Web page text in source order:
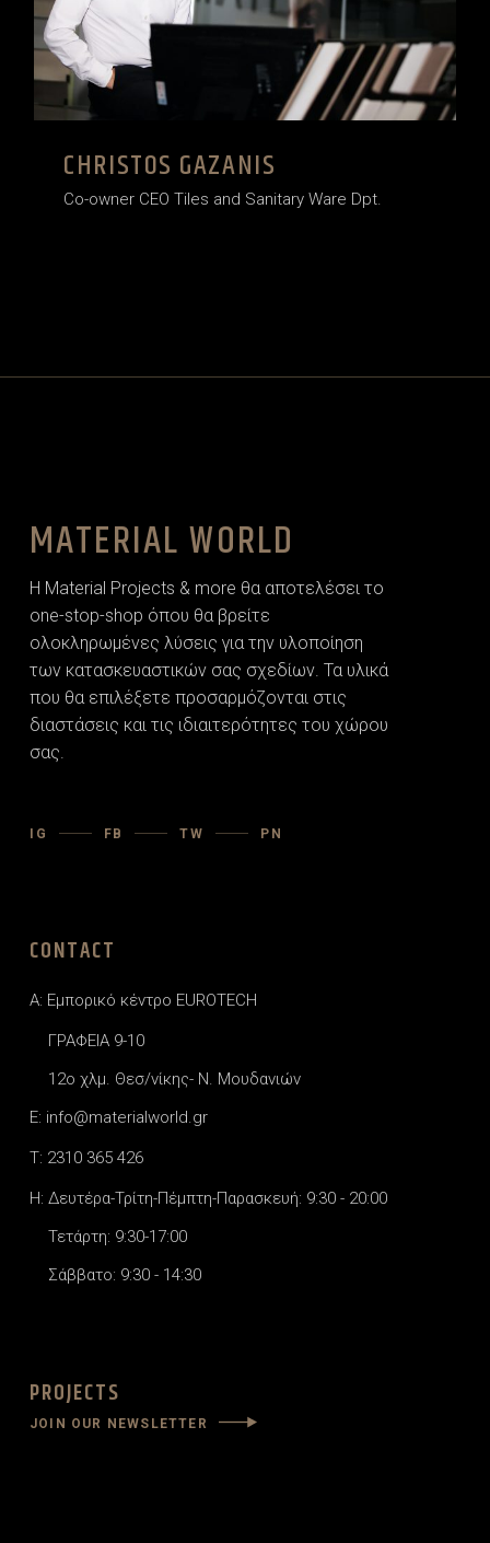
CHRISTOS GAZANIS
Co-owner CEO Tiles and Sanitary Ware Dpt.
MATERIAL WORLD
Η Material Projects & more θα αποτελέσει το
one-stop-shop όπου θα βρείτε
ολοκληρωμένες λύσεις για την υλοποίηση
των κατασκευαστικών σας σχεδίων. Τα υλικά
που θα επιλέξετε προσαρµόζονται στις
διαστάσεις και τις ιδιαιτερότητες του χώρου
σας.
IG FB TW PN
CONTACT
A: Εμπορικό κέντρο EUROTECH
ΓΡΑΦΕΙΑ 9-10
12o χλμ. Θεσ/νίκης- Ν. Μουδανιών
E: info@materialworld.gr
T: 2310 365 426
H: Δευτέρα-Τρίτη-Πέμπτη-Παρασκευή: 9:30 - 20:00
Τετάρτη: 9:30-17:00
Σάββατο: 9:30 - 14:30
PROJECTS
JOIN OUR NEWSLETTER